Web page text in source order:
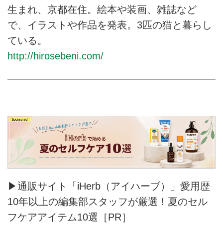
生まれ、京都在住。絵本や装画、雑誌など
で、イラストや作品を発表。3匹の猫と暮らし
ている。
http://hirosebeni.com/
▶通販サイト「iHerb（アイハーブ）」愛用歴
10年以上の編集部スタッフが厳選！夏のセル
フケアアイテム10選［PR］